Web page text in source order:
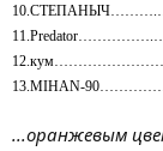
13.MIHAN-
...оранжевым